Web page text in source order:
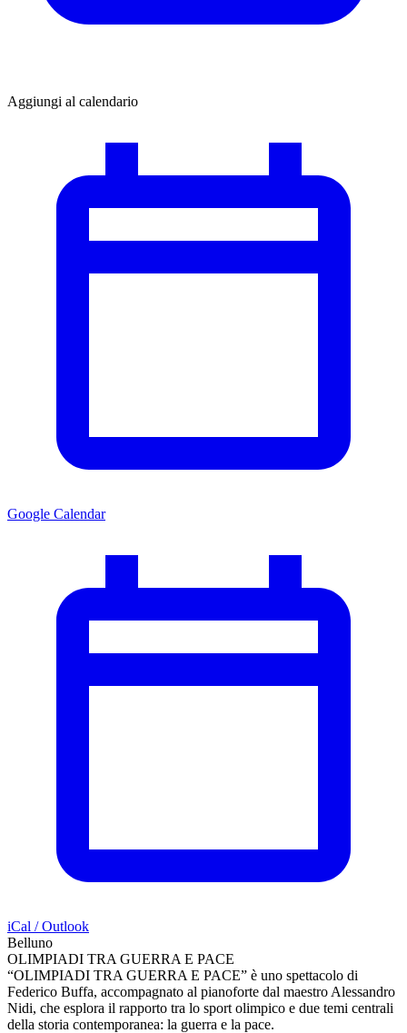
Aggiungi al calendario
Google Calendar
iCal / Outlook
Belluno
OLIMPIADI TRA GUERRA E PACE
“OLIMPIADI TRA GUERRA E PACE” è uno spettacolo di
Federico Buffa, accompagnato al pianoforte dal maestro Alessandro
Nidi, che esplora il rapporto tra lo sport olimpico e due temi centrali
della storia contemporanea: la guerra e la pace.